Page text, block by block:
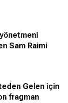
Sam Raimi
Gelen için
fragman